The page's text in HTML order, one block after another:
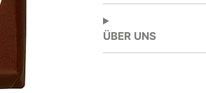
Süsterfeldstr. 130
D-52072 Aachen
ÜBER UNS